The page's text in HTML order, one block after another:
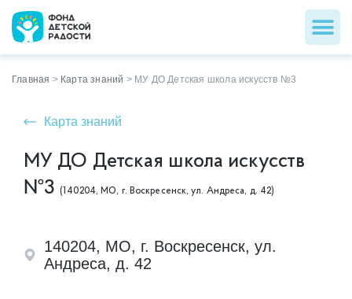
Главная > Карта знаний > МУ ДО Детская школа искусств №3
Карта знаний
МУ ДО Детская школа искусств
№3(140204, МО, г. Воскресенск, ул. Андреса, д. 42)
140204, МО, г. Воскресенск, ул.
Андреса, д. 42